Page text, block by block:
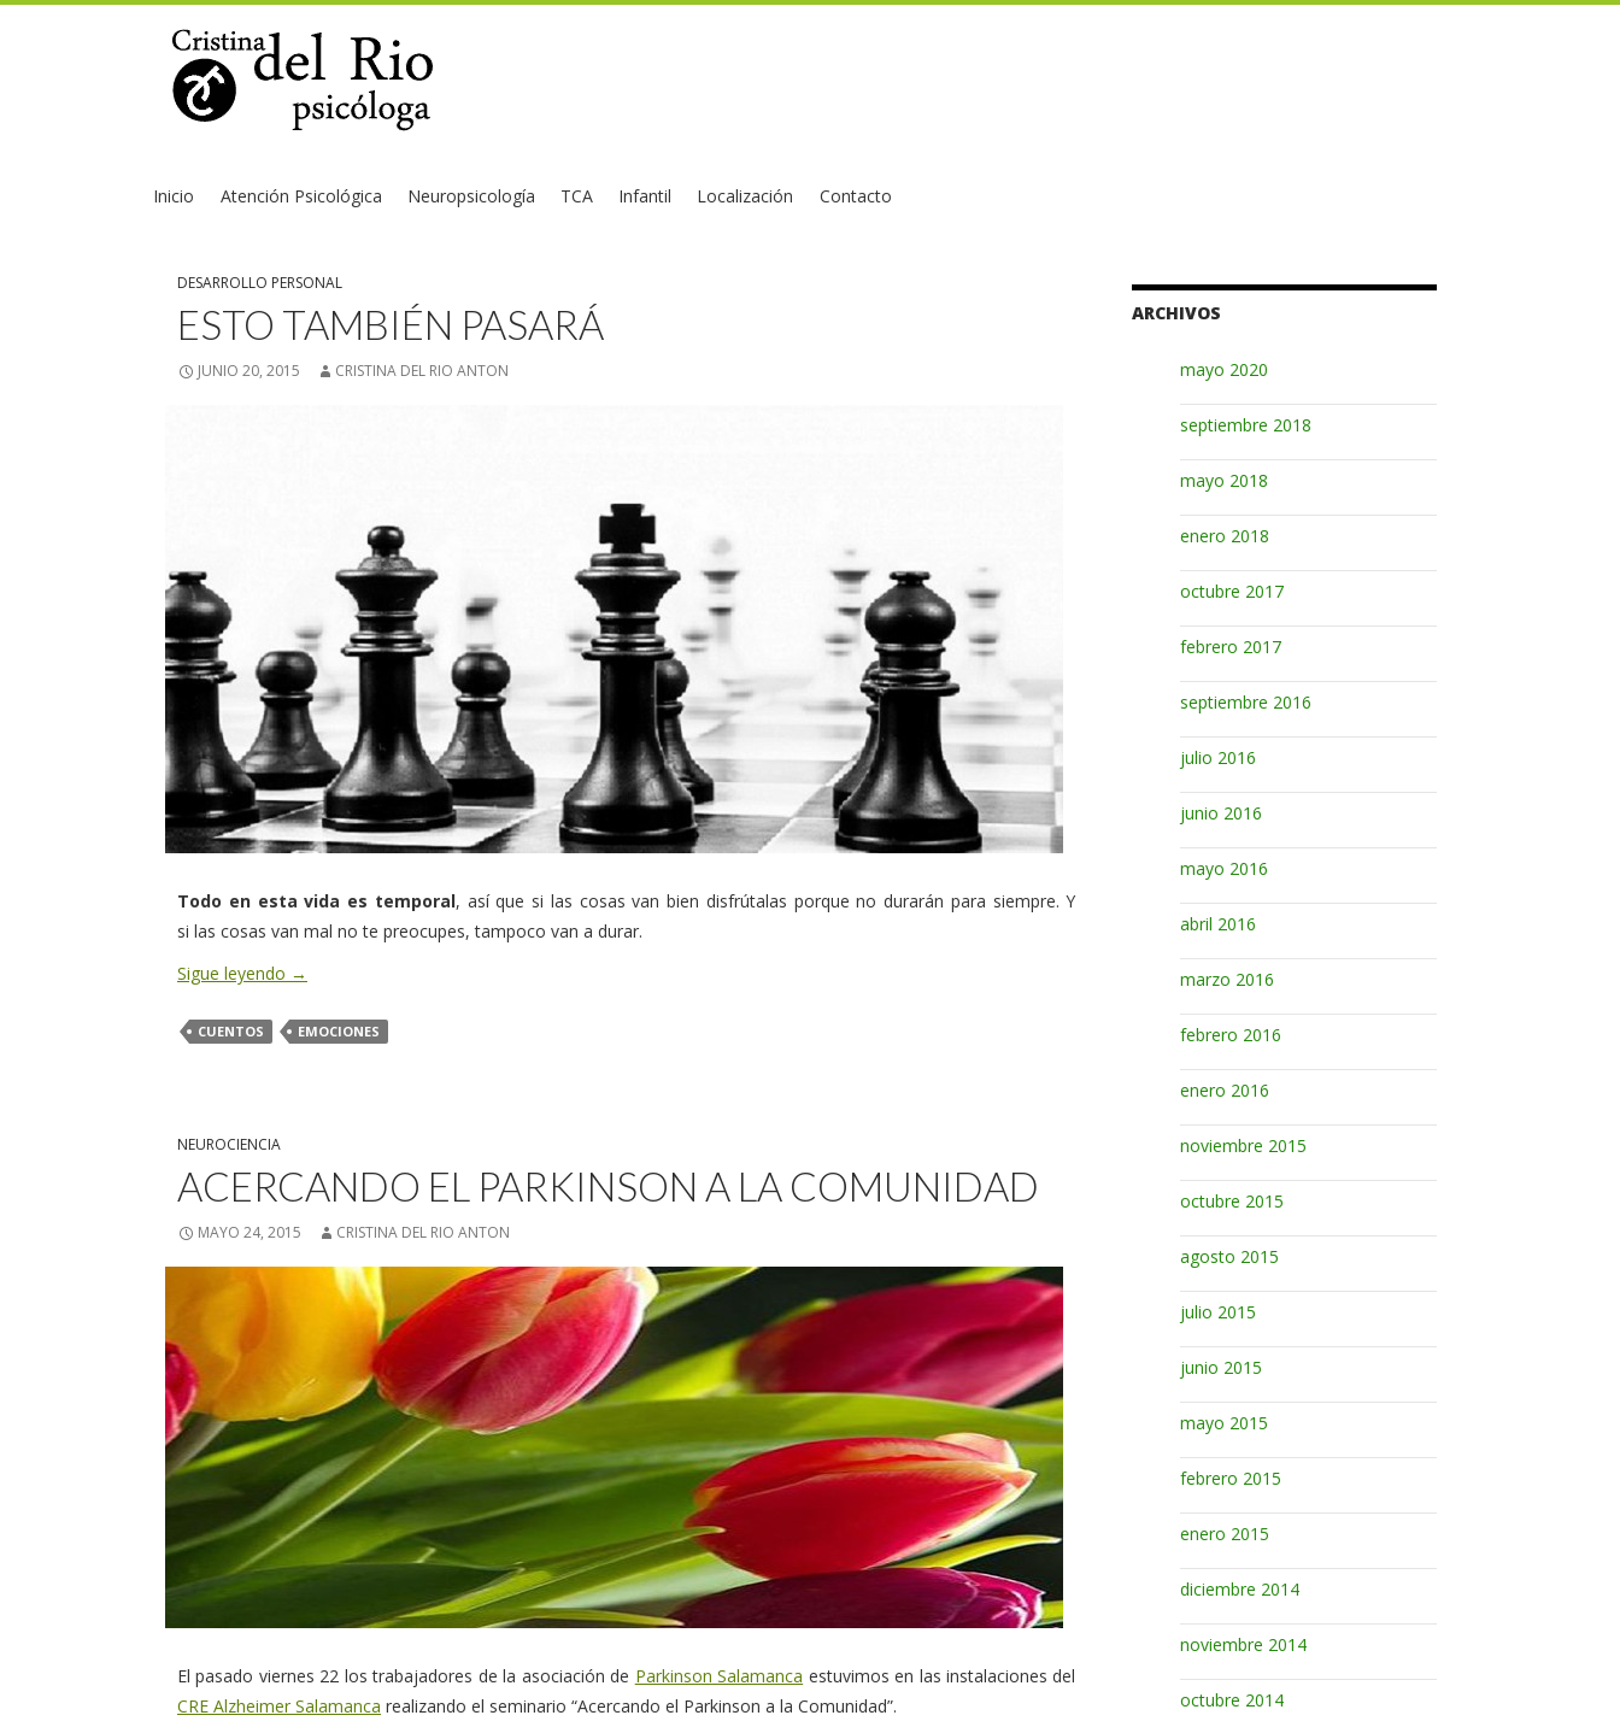
Inicio Atención Psicológica Neuropsicología TCA Infantil Localización Contacto
DESARROLLO PERSONAL
ESTO TAMBIÉN PASARÁ
JUNIO 20, 2015 CRISTINA DEL RIO ANTON
Todo en esta vida es temporal, así que si las cosas van bien disfrútalas porque no durarán para siempre. Y
si las cosas van mal no te preocupes, tampoco van a durar.
Sigue leyendo →
CUENTOS EMOCIONES
NEUROCIENCIA
ACERCANDO EL PARKINSON A LA COMUNIDAD
MAYO 24, 2015 CRISTINA DEL RIO ANTON
El pasado viernes 22 los trabajadores de la asociación de Parkinson Salamanca estuvimos en las instalaciones del
CRE Alzheimer Salamanca realizando el seminario “Acercando el Parkinson a la Comunidad”.
ARCHIVOS
mayo 2020
septiembre 2018
mayo 2018
enero 2018
octubre 2017
febrero 2017
septiembre 2016
julio 2016
junio 2016
mayo 2016
abril 2016
marzo 2016
febrero 2016
enero 2016
noviembre 2015
octubre 2015
agosto 2015
julio 2015
junio 2015
mayo 2015
febrero 2015
enero 2015
diciembre 2014
noviembre 2014
octubre 2014